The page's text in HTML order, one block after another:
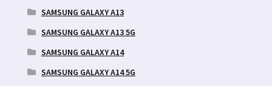
SAMSUNG GALAXY A13
SAMSUNG GALAXY A13 5G
SAMSUNG GALAXY A14
SAMSUNG GALAXY A14 5G